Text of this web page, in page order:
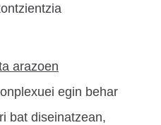
arazoen
egin behar
bat diseinatzean,